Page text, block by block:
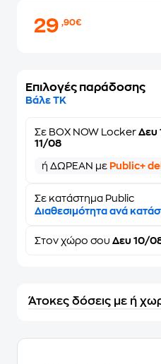
29,90€
Επιλογές παράδοσης
Βάλε ΤΚ
Σε BOX NOW Locker Δευ
11/08
ή ΔΩΡΕΑΝ με Public+
Σε κατάστημα Public
Διαθεσιμότητα ανά
Στον χώρο σου Δευ 10/
Άτοκες δόσεις με ή